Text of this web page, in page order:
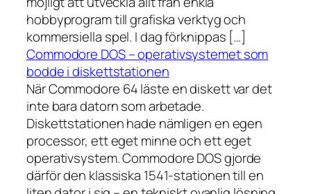
hobbyprogram till grafiska verktyg och
kommersiella spel. I dag förknippas […]
Commodore DOS – operativsystemet som
bodde i diskettstationen
När Commodore 64 läste en diskett var det
inte bara datorn som arbetade.
Diskettstationen hade nämligen en egen
processor, ett eget minne och ett eget
operativsystem. Commodore DOS gjorde
därför den klassiska 1541-stationen till en